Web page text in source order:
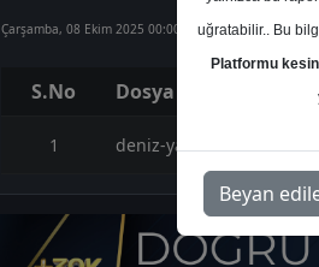
Çarşamba, 08 Ekim 2025 00:00
S.No Dosya Adı
1 deniz-yatirim-gunluk-
uğratabilir.. Bu
Platformu